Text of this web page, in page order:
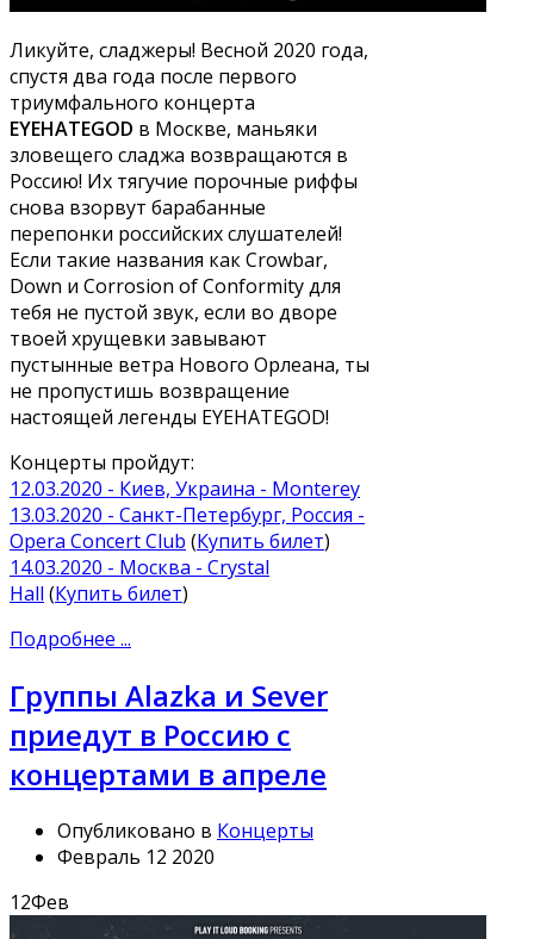
Ликуйте, сладжеры! Весной 2020 года,
спустя два года после первого
триумфального концерта
EYEHATEGOD в Москве, маньяки
зловещего сладжа возвращаются в
Россию! Их тягучие порочные риффы
снова взорвут барабанные
перепонки российских слушателей!
Если такие названия как Crowbar,
Down и Corrosion of Conformity для
тебя не пустой звук, если во дворе
твоей хрущевки завывают
пустынные ветра Нового Орлеана, ты
не пропустишь возвращение
настоящей легенды EYEHATEGOD!
Концерты пройдут:
12.03.2020 - Киев, Украина - Monterey
13.03.2020 - Санкт-Петербург, Россия -
Opera Concert Club (Купить билет)
14.03.2020 - Москва - Crystal
Hall (Купить билет)
Подробнее ...
Группы Alazka и Sever
приедут в Россию с
концертами в апреле
Опубликовано в Концерты
Февраль 12 2020
12Фев